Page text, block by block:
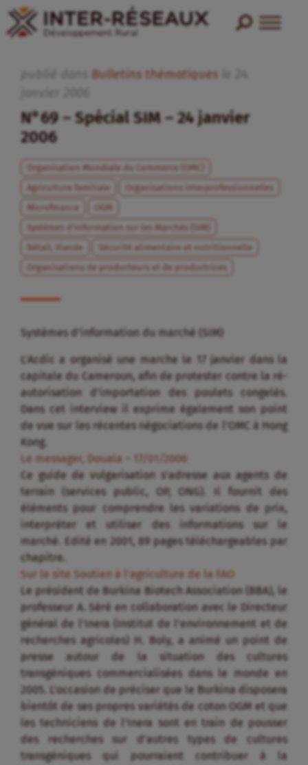
Bulletins thématiques
N°69 – Spécial SIM – 24 janvier
2006
Organisation Mondiale du Commerce (OMC)
Agriculture familiale
Organisations interprofessionnelles
Microfinance
OGM
Systèmes d'Information sur les Marchés (SIM)
Bétail, Viande
Sécurité alimentaire et nutritionnelle
Organisations de producteurs et de productrices
Systèmes d’information du marché (SIM)
L’Acdic a organisé une marche le 17 janvier dans la
capitale du Cameroun, afin de protester contre la ré-
autorisation d’importation des poulets congelés.
Dans cet interview il exprime également son point
de vue sur les récentes négociations de l’OMC à Hong
Kong.
Le messager, Douala – 17/01/2006
Ce guide de vulgarisation s’adresse aux agents de
terrain (services public, OP, ONG). Il fournit des
éléments pour comprendre les variations de prix,
interpréter et utiliser des informations sur le
marché. Edité en 2001, 89 pages téléchargeables par
chapitre.
Sur le site Soutien à l’agriculture de la FAO
Le président de Burkina Biotech Association (BBA), le
professeur A. Séré en collaboration avec le Directeur
général de l’Inera (Institut de l’environnement et de
recherches agricoles) H. Boly, a animé un point de
presse autour de la situation des cultures
transgéniques commercialisées dans le monde en
2005. L’occasion de préciser que le Burkina disposera
bientôt de ses propres variétés de coton OGM et que
les techniciens de l’Inera sont en train de pousser
des recherches sur d’autres types de cultures
transgéniques qui pourraient contribuer à la